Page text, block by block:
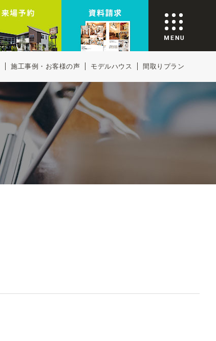
施工事例・お客様の声 モデルハウス 間取りプラン